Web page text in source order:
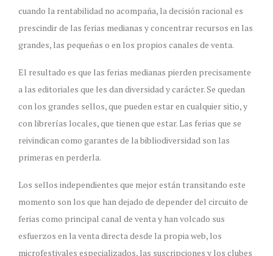
cuando la rentabilidad no acompaña, la decisión racional es
prescindir de las ferias medianas y concentrar recursos en las
grandes, las pequeñas o en los propios canales de venta.
El resultado es que las ferias medianas pierden precisamente
a las editoriales que les dan diversidad y carácter. Se quedan
con los grandes sellos, que pueden estar en cualquier sitio, y
con librerías locales, que tienen que estar. Las ferias que se
reivindican como garantes de la bibliodiversidad son las
primeras en perderla.
Los sellos independientes que mejor están transitando este
momento son los que han dejado de depender del circuito de
ferias como principal canal de venta y han volcado sus
esfuerzos en la venta directa desde la propia web, los
microfestivales especializados, las suscripciones y los clubes